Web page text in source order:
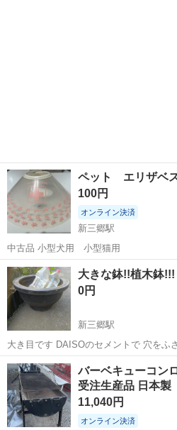
ペット エリザベ
100円
オンライン決済
新三郷駅
中古品 小型犬用 小型猫用
埼玉 三郷市 新三郷駅 その他
大きな鉢!!植木鉢!!!
0円
新三郷駅
大き目です DAISOのセメントで 穴をふ
木入れても良いかもです 少々重いです
分致します。
埼玉 三郷市 新三郷駅
バーベキューコン
受注生産品 日本製
11,040円
オンライン決済